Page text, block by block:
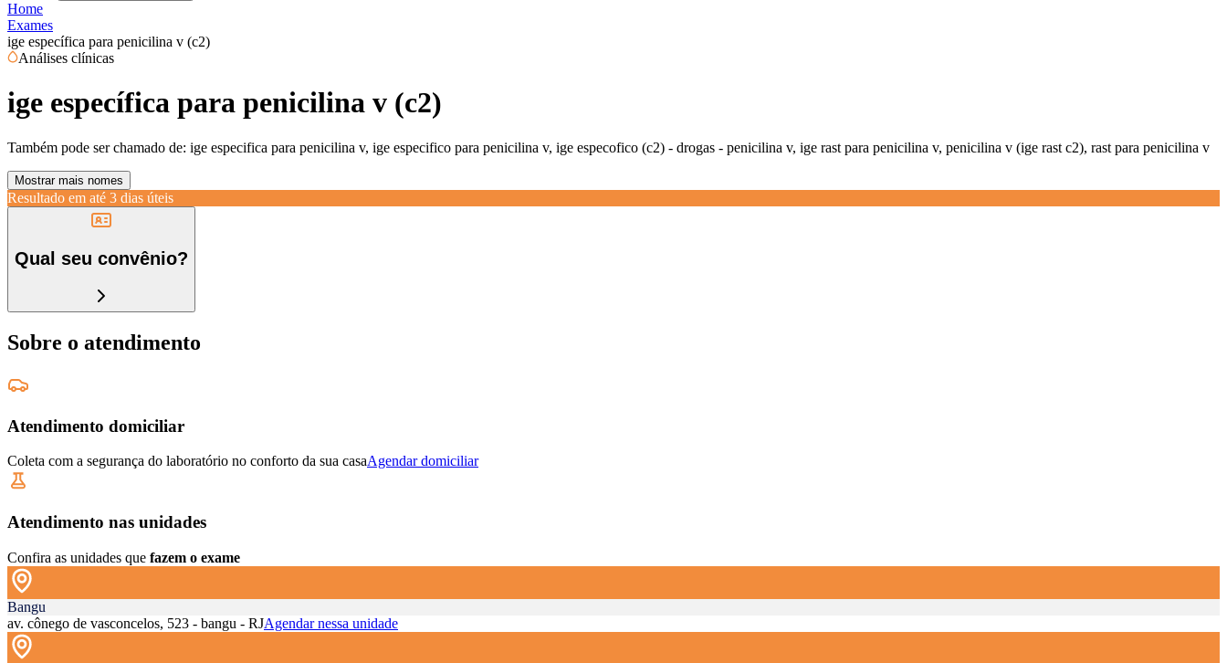
Home
Exames
ige específica para penicilina v (c2)
Análises clínicas
ige específica para penicilina v (c2)
Também pode ser chamado de: ige especifica para penicilina v, ige especifico para penicilina v, ige especofico (c2) - drogas - penicilina v, ige rast para penicilina v, penicilina v (ige rast c2), rast para penicilina v
Mostrar mais nomes
Resultado em até 3 dias úteis
Qual seu convênio?
Sobre o atendimento
Atendimento domiciliar
Coleta com a segurança do laboratório no conforto da sua casaAgendar domiciliar
Atendimento nas unidades
Confira as unidades que fazem o exame
Bangu
av. cônego de vasconcelos, 523 - bangu - RJAgendar nessa unidade